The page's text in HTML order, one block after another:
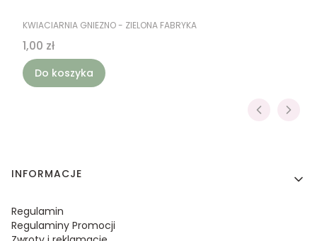
PRODUCENT
KWIACIARNIA GNIEZNO - ZIELONA FABRYKA
Cena
1,00 zł
Do koszyka
Linki w stopce
INFORMACJE
Regulamin
Regulaminy Promocji